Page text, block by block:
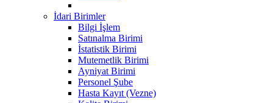
İdari Birimler
Bilgi İşlem
Satınalma Birimi
İstatistik Birimi
Mutemetlik Birimi
Ayniyat Birimi
Personel Şube
Hasta Kayıt (Vezne)